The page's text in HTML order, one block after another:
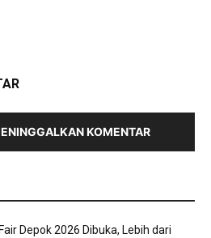
KOMENTAR
Depok 2026 Dibuka, Lebih dari